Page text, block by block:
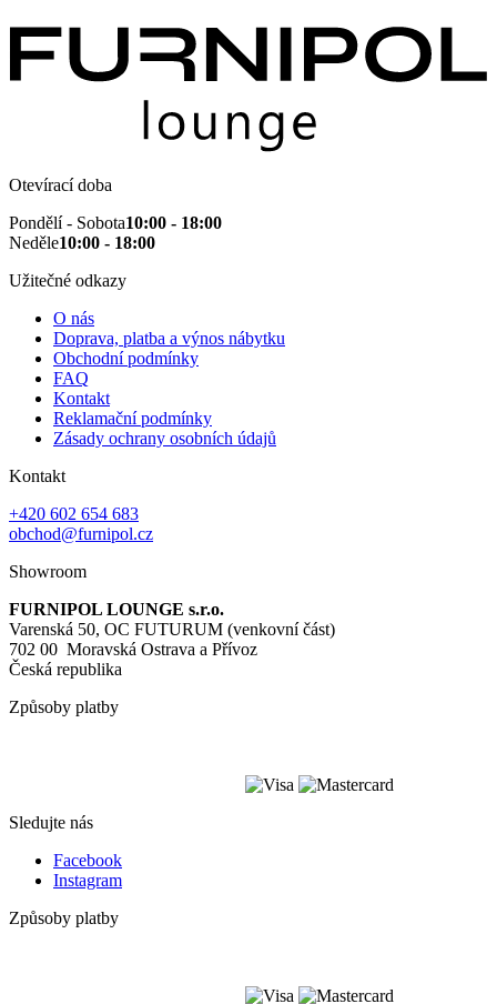
Otevírací doba
Pondělí - Sobota10:00 - 18:00
Neděle10:00 - 18:00
Užitečné odkazy
O nás
Doprava, platba a výnos nábytku
Obchodní podmínky
FAQ
Kontakt
Reklamační podmínky
Zásady ochrany osobních údajů
Kontakt
+420 602 654 683
obchod@furnipol.cz
Showroom
FURNIPOL LOUNGE s.r.o.
Varenská 50, OC FUTURUM (venkovní část)
702 00 Moravská Ostrava a Přívoz
Česká republika
Způsoby platby
Sledujte nás
Facebook
Instagram
Způsoby platby